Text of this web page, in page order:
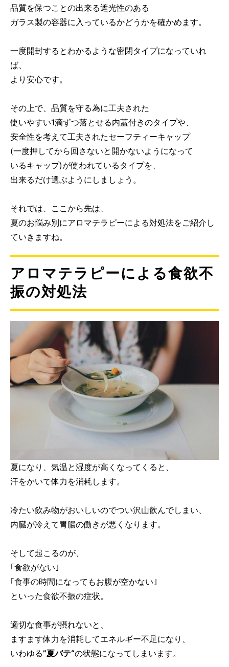
品質を保つことの出来る遮光性のある
ガラス製の容器に入っているかどうかを確かめます。
一度開封するとわかるような密閉タイプになっていれ
ば、
より安心です。
その上で、品質を守る為に工夫された
使いやすい1滴ずつ落とせる内蓋付きのタイプや、
安全性を考えて工夫されたセーフティーキャップ
(一度押してから回さないと開かないようになって
いるキャップ)が使われているタイプを、
出来るだけ選ぶようにしましょう。
それでは、ここから先は、
夏のお悩み別にアロマテラピーによる対処法をご紹介し
ていきますね。
アロマテラピーによる食欲不
振の対処法
夏になり、気温と湿度が高くなってくると、
汗をかいて体力を消耗します。
冷たい飲み物がおいしいのでつい沢山飲んでしまい、
内臓が冷えて胃腸の働きが悪くなります。
そして起こるのが、
｢食欲がない｣
｢食事の時間になってもお腹が空かない｣
といった食欲不振の症状。
適切な食事が摂れないと、
ますます体力を消耗してエネルギー不足になり、
いわゆる”夏バテ“の状態になってしまいます。